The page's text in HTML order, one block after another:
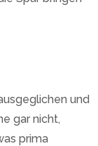
und
gar nicht,
prima